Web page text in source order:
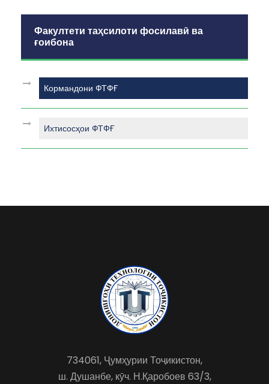
Факултети таҳсилоти фосилавӣ ва
ғоибона
Кормандони ФТФҒ
Ихтисосҳои ФТФҒ
734061, Ҷумҳурии Тоҷикистон,
ш. Душанбе, кӯч. Н.Қаробоев 63/3,